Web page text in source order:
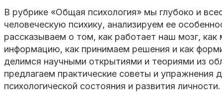
В рубрике «Общая психология» мы глубоко и
человеческую психику, анализируем ее
рассказываем о том, как работает наш мозг,
информацию, как принимаем решения и как
делимся научными открытиями и теориями из
предлагаем практические советы и упражнения
психологической состояния и развития личности.